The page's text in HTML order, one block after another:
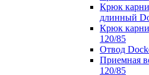
Крюк
длинный
Крюк
120/85
Отвод
Приемная
120/85